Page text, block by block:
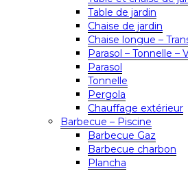
Table de jardin
Chaise de jardin
Chaise longue –
Parasol – Tonnelle –
Parasol
Tonnelle
Pergola
Chauffage extérieur
Barbecue – Piscine
Barbecue Gaz
Barbecue charbon
Plancha